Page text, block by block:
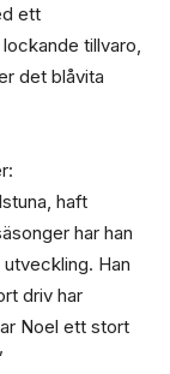
ett
tillvaro,
det blåvita
haft
har han
Han
driv har
Noel ett stort